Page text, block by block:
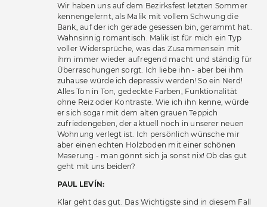
Wir haben uns auf dem Bezirksfest letzten Sommer
kennengelernt, als Malik mit vollem Schwung die
Bank, auf der ich gerade gesessen bin, gerammt hat.
Wahnsinnig romantisch. Malik ist für mich ein Typ
voller Widersprüche, was das Zusammensein mit
ihm immer wieder aufregend macht und ständig für
Überraschungen sorgt. Ich liebe ihn - aber bei ihm
zuhause würde ich depressiv werden! So ein Nerd!
Alles Ton in Ton, gedeckte Farben, Funktionalität
ohne Reiz oder Kontraste. Wie ich ihn kenne, würde
er sich sogar mit dem alten grauen Teppich
zufriedengeben, der aktuell noch in unserer neuen
Wohnung verlegt ist. Ich persönlich wünsche mir
aber einen echten Holzboden mit einer schönen
Maserung - man gönnt sich ja sonst nix! Ob das gut
geht mit uns beiden?
PAUL LEVÍN:
Klar geht das gut. Das Wichtigste sind in diesem Fall